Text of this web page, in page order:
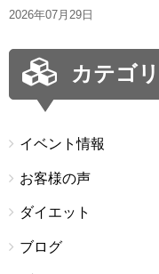
2026年07月29日
カテゴリ
イベント情報
お客様の声
ダイエット
ブログ